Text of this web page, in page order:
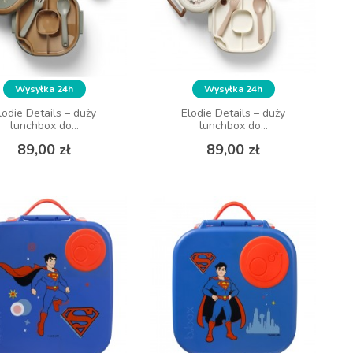
Wysyłka 24h
Details – duży
lunchbox do...
89,00 złCena
Wysyłka 24h
Details – duży
lunchbox do...
89,00 złCena
Wysyłka 24h
Elodie Details – duży
lunchbox do...
89,00 złCena
Wysyłka 24h
Elodie Details – duży
lunchbox do...
89,00 złCena